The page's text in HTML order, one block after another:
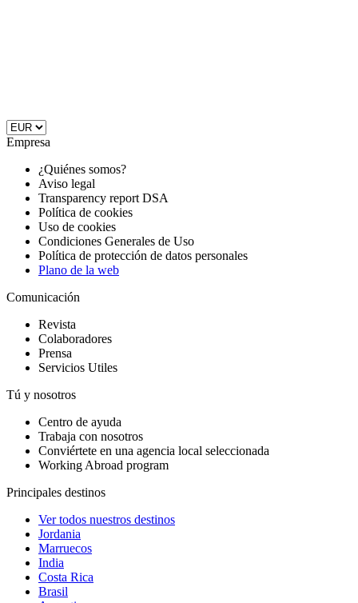
Empresa
¿Quiénes somos?
Aviso legal
Transparency report DSA
Política de cookies
Uso de cookies
Condiciones Generales de Uso
Política de protección de datos personales
Plano de la web
Comunicación
Revista
Colaboradores
Prensa
Servicios Utiles
Tú y nosotros
Centro de ayuda
Trabaja con nosotros
Conviértete en una agencia local seleccionada
Working Abroad program
Principales destinos
Ver todos nuestros destinos
Jordania
Marruecos
India
Costa Rica
Brasil